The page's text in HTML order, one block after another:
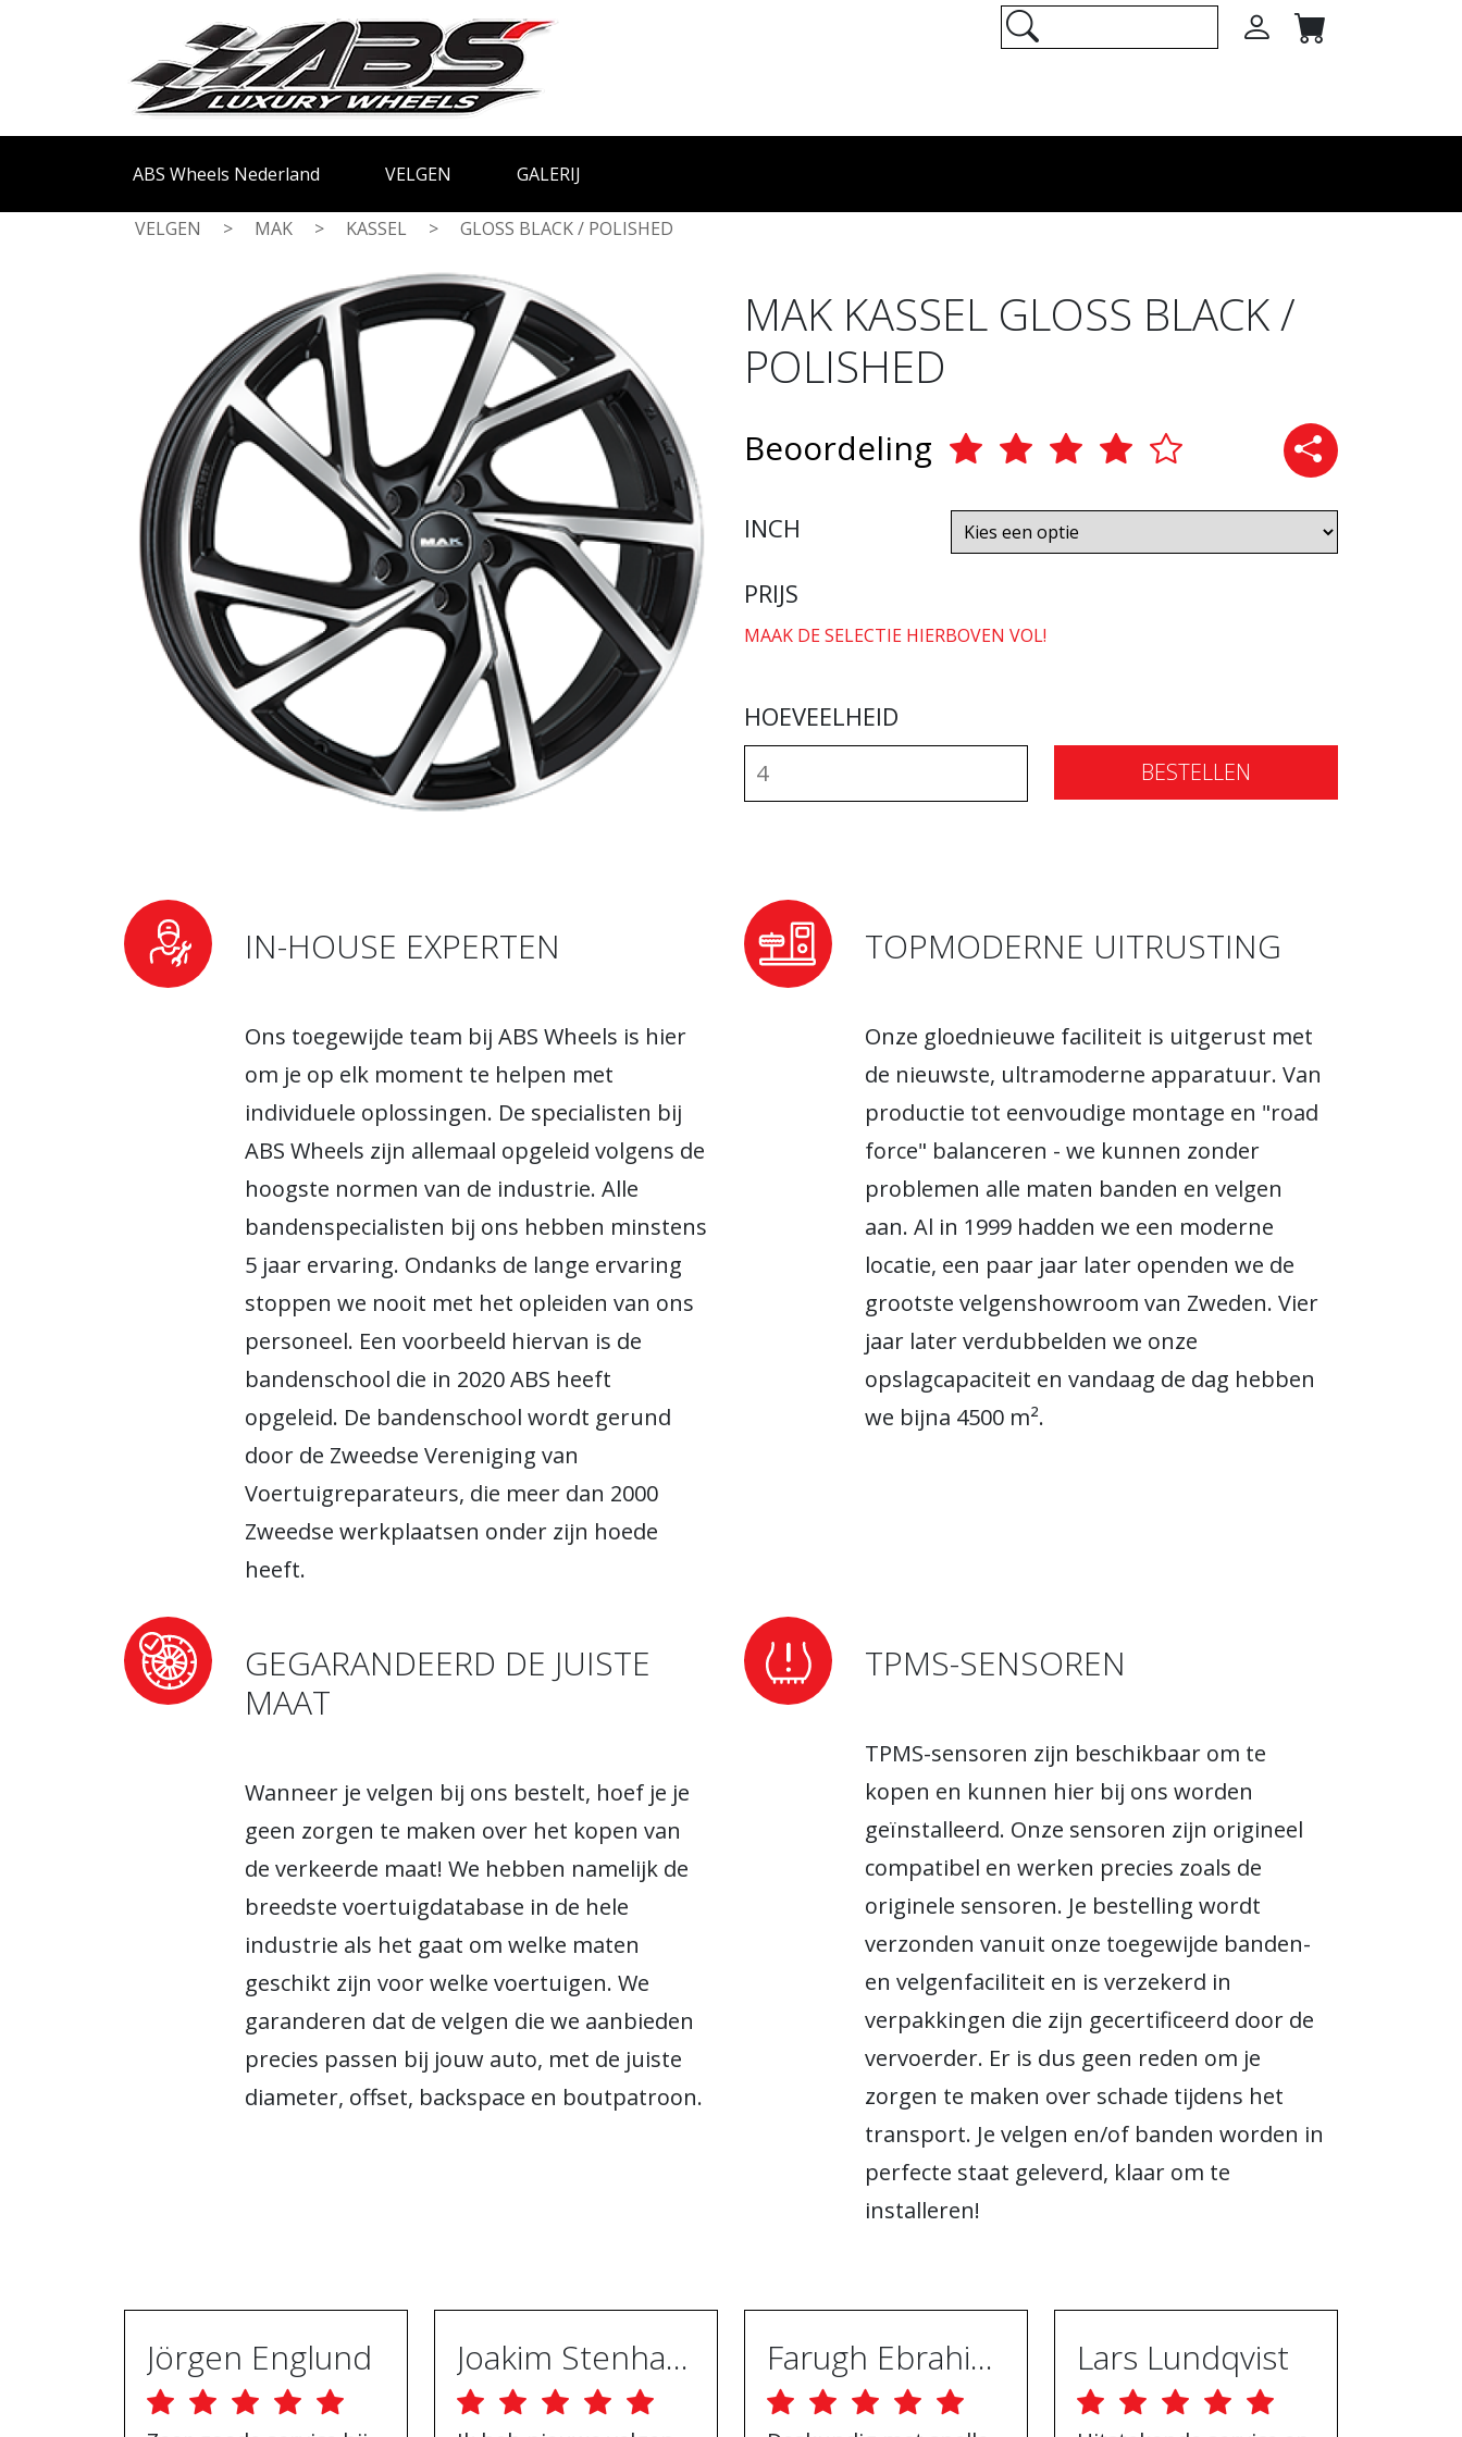
ABS Wheels Nederland VELGEN GALERIJ
VELGEN > MAK > KASSEL > GLOSS BLACK / POLISHED
MAK KASSEL GLOSS BLACK /
POLISHED
Beoordeling
INCH
PRIJS
MAAK DE SELECTIE HIERBOVEN VOL!
HOEVEELHEID
BESTELLEN
IN-HOUSE EXPERTEN
Ons toegewijde team bij ABS Wheels is hier
om je op elk moment te helpen met
individuele oplossingen. De specialisten bij
ABS Wheels zijn allemaal opgeleid volgens de
hoogste normen van de industrie. Alle
bandenspecialisten bij ons hebben minstens
5 jaar ervaring. Ondanks de lange ervaring
stoppen we nooit met het opleiden van ons
personeel. Een voorbeeld hiervan is de
bandenschool die in 2020 ABS heeft
opgeleid. De bandenschool wordt gerund
door de Zweedse Vereniging van
Voertuigreparateurs, die meer dan 2000
Zweedse werkplaatsen onder zijn hoede
heeft.
TOPMODERNE UITRUSTING
Onze gloednieuwe faciliteit is uitgerust met
de nieuwste, ultramoderne apparatuur. Van
productie tot eenvoudige montage en "road
force" balanceren - we kunnen zonder
problemen alle maten banden en velgen
aan. Al in 1999 hadden we een moderne
locatie, een paar jaar later openden we de
grootste velgenshowroom van Zweden. Vier
jaar later verdubbelden we onze
opslagcapaciteit en vandaag de dag hebben
we bijna 4500 m².
GEGARANDEERD DE JUISTE
MAAT
Wanneer je velgen bij ons bestelt, hoef je je
geen zorgen te maken over het kopen van
de verkeerde maat! We hebben namelijk de
breedste voertuigdatabase in de hele
industrie als het gaat om welke maten
geschikt zijn voor welke voertuigen. We
garanderen dat de velgen die we aanbieden
precies passen bij jouw auto, met de juiste
diameter, offset, backspace en boutpatroon.
TPMS-SENSOREN
TPMS-sensoren zijn beschikbaar om te
kopen en kunnen hier bij ons worden
geïnstalleerd. Onze sensoren zijn origineel
compatibel en werken precies zoals de
originele sensoren. Je bestelling wordt
verzonden vanuit onze toegewijde banden-
en velgenfaciliteit en is verzekerd in
verpakkingen die zijn gecertificeerd door de
vervoerder. Er is dus geen reden om je
zorgen te maken over schade tijdens het
transport. Je velgen en/of banden worden in
perfecte staat geleverd, klaar om te
installeren!
Jörgen Englund Joakim Stenhammar Farugh Ebrahimpur Lars Lundqvist